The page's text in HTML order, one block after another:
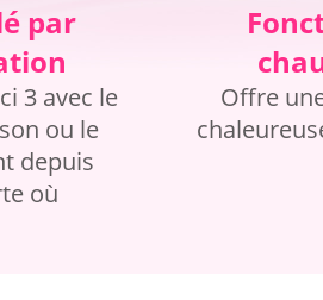
par
3 avec le
ou le
depuis
où
Offre